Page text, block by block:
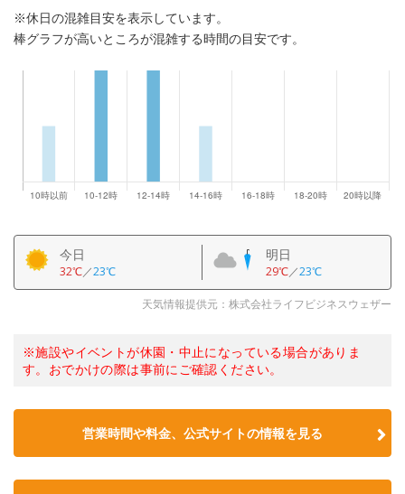
※休日の混雑目安を表示しています。
棒グラフが高いところが混雑する時間の目安です。
今日
32℃／23℃
明日
29℃／23℃
天気情報提供元：株式会社ライフビジネスウェザー
※施設やイベントが休園・中止になっている場合がありま
す。おでかけの際は事前にご確認ください。
営業時間や料金、公式サイトの情報を見る